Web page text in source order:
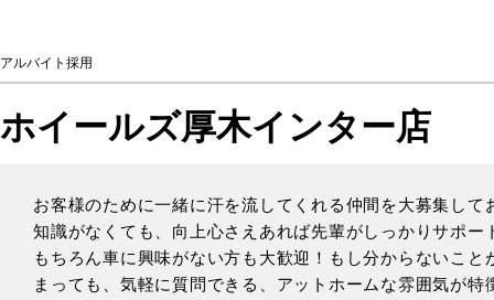
アルバイト採用
ホイールズ厚木インター店
お客様のために一緒に汗を流してくれる仲間を大募集して
知識がなくても、向上心さえあれば先輩がしっかりサポー
もちろん車に興味がない方も大歓迎！もし分からないこと
まっても、気軽に質問できる、アットホームな雰囲気が特